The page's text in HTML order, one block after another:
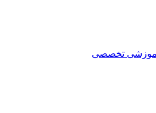
آموزشی تخصصی